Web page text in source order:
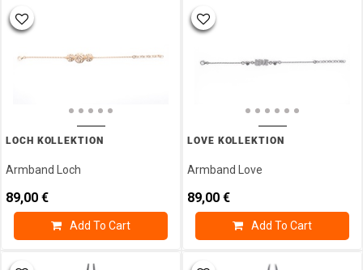
Kollektion
Glücksbringer
Gold
Kollektion
Meerestiere
Kollektion
LOCH KOLLEKTION
Armband Loch
89,00 €
Add To Cart
LOVE KOLLEKTION
Armband Love
89,00 €
Add To Cart